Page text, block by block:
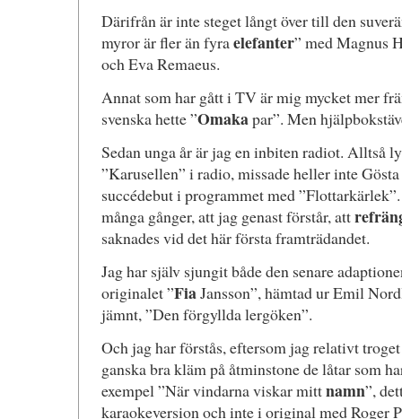
Därifrån är inte steget långt över till den
myror är fler än fyraelefanter” med Magnus
och Eva Remaeus.
Annat som har gått i TV är mig mycket mer
svenska hette ”Omakapar”. Men
Sedan unga år är jag en inbiten radiot. Alltså
”Karusellen” i radio, missade heller inte
succédebut i programmet med
många gånger, att jag genast förstår, att
saknades vid det här första framträdandet.
Jag har själv sjungit både den senare
originalet ”FiaJansson”, hämtad ur Emil
jämnt, ”Den förgyllda lergöken”.
Och jag har förstås, eftersom jag relativt
ganska bra kläm på åtminstone de låtar som
exempel ”När vindarna viskar mittnamn”,
karaokeversion och inte i original med Roger